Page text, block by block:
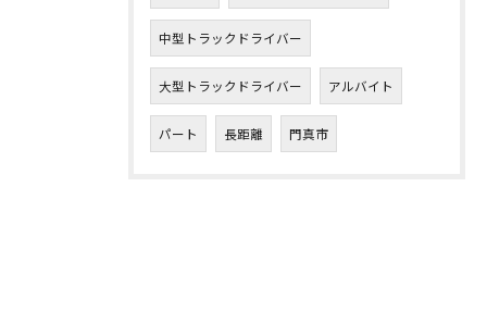
中型トラックドライバー
大型トラックドライバー アルバイト
パート 長距離 門真市